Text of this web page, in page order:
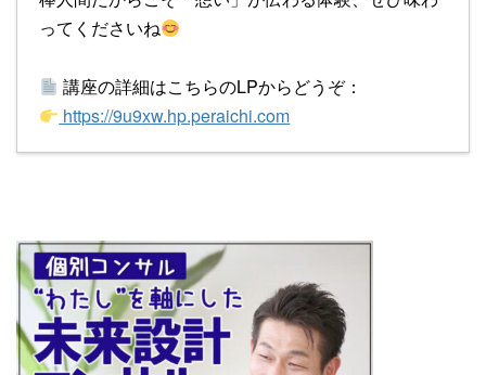
ってくださいね
講座の詳細はこちらのLPからどうぞ：
https://9u9xw.hp.peraichi.com